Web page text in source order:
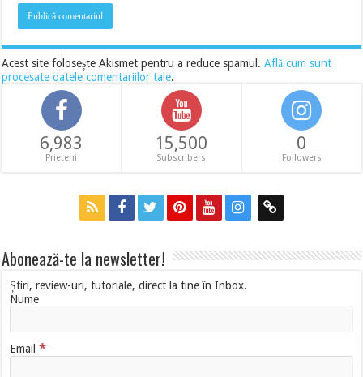
Acest site folosește Akismet pentru a reduce spamul.Află cum sunt
procesate datele comentariilor tale.
6,983
Prieteni
15,500
Subscribers
0
Followers
Abonează-te la newsletter!
Știri, review-uri, tutoriale, direct la tine în Inbox.
Nume
Email*